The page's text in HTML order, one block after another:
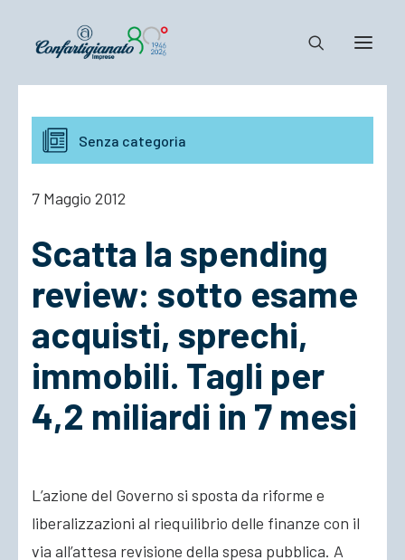
Notizie e Documenti
Confartigianato
Cosa Facciamo
Senza categoria
7 Maggio 2012
Scatta la spending
review: sotto esame
acquisti, sprechi,
immobili. Tagli per
4,2 miliardi in 7 mesi
L’azione del Governo si sposta da riforme e
liberalizzazioni al riequilibrio delle finanze con il
via all’attesa revisione della spesa pubblica. A